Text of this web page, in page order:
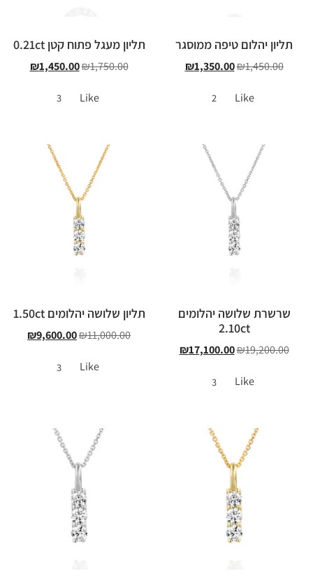
תליון יהלום טיפה ממוסגר
₪1,450.00
₪1,350.00
Like
2
תליון מעגל פתוח קטן 0.21ct
₪1,750.00
₪1,450.00
Like
3
שרשרת שלושה יהלומים
2.10ct
₪19,200.00
₪17,100.00
Like
3
תליון שלושה יהלומים 1.50ct
₪11,000.00
₪9,600.00
Like
3